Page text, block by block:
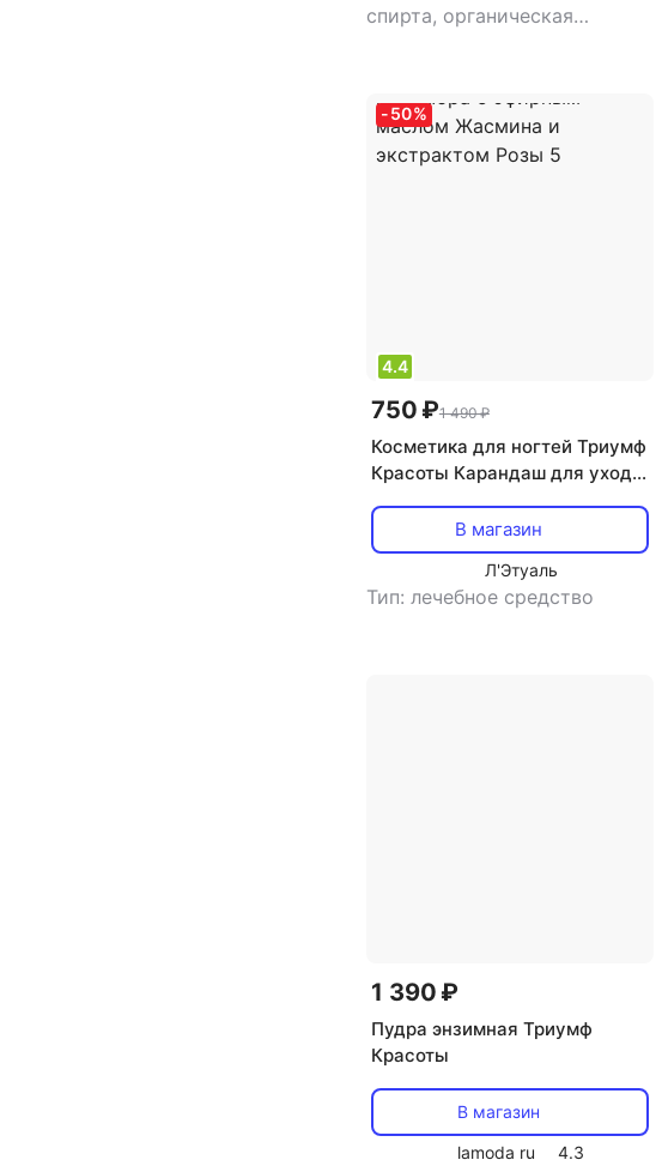
спирта, органическая
,тип товара: дезодорант
-50%
4.4
750 ₽1 490 ₽
Косметика для ногтей Триумф
Красоты Карандаш для ухода
маникюра и педикюра с
эфирным маслом Жасмина и
экстрактом Розы 5
В магазин
Л'Этуаль
Тип: лечебное средство
1 390 ₽
Пудра энзимная Триумф
Красоты
В магазин
lamoda ru
4.3